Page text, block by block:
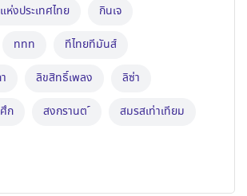
ห่งประเทศไทย กินเจ
ททท ทีไทยทีมันส์
ลิขสิทธิ์เพลง ลิซ่า
ก สงกรานต ์ สมรสเท่าเทียม